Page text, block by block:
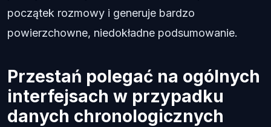
początek rozmowy i generuje bardzo
powierzchowne, niedokładne podsumowanie.
Przestań polegać na ogólnych
interfejsach w przypadku
danych chronologicznych